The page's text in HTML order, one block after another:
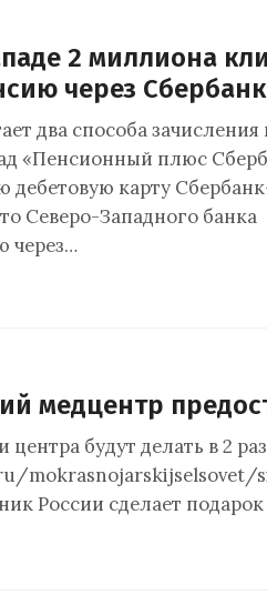
2 миллиона
через Сбербанк
два способа
«Пенсионный плюс
дебетовую карту
Северо-Западного банка
через…
медцентр
центра будут делать в 2
mokrasnojarskijselsovet/
России сделает